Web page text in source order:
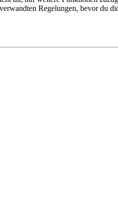
Regelungen, bevor du